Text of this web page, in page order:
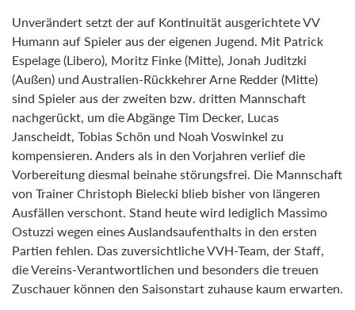
Unverändert setzt der auf Kontinuität ausgerichtete VV
Humann auf Spieler aus der eigenen Jugend. Mit Patrick
Espelage (Libero), Moritz Finke (Mitte), Jonah Juditzki
(Außen) und Australien-Rückkehrer Arne Redder (Mitte)
sind Spieler aus der zweiten bzw. dritten Mannschaft
nachgerückt, um die Abgänge Tim Decker, Lucas
Janscheidt, Tobias Schön und Noah Voswinkel zu
kompensieren. Anders als in den Vorjahren verlief die
Vorbereitung diesmal beinahe störungsfrei. Die Mannschaft
von Trainer Christoph Bielecki blieb bisher von längeren
Ausfällen verschont. Stand heute wird lediglich Massimo
Ostuzzi wegen eines Auslandsaufenthalts in den ersten
Partien fehlen. Das zuversichtliche VVH-Team, der Staff,
die Vereins-Verantwortlichen und besonders die treuen
Zuschauer können den Saisonstart zuhause kaum erwarten.